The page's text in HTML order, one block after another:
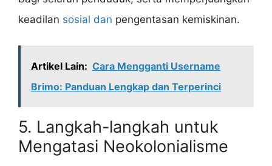
keadilan sosial dan pengentasan kemiskinan.
Artikel Lain: Cara Mengganti Username
Brimo: Panduan Lengkap dan Terperinci
5. Langkah-langkah untuk
Mengatasi Neokolonialisme